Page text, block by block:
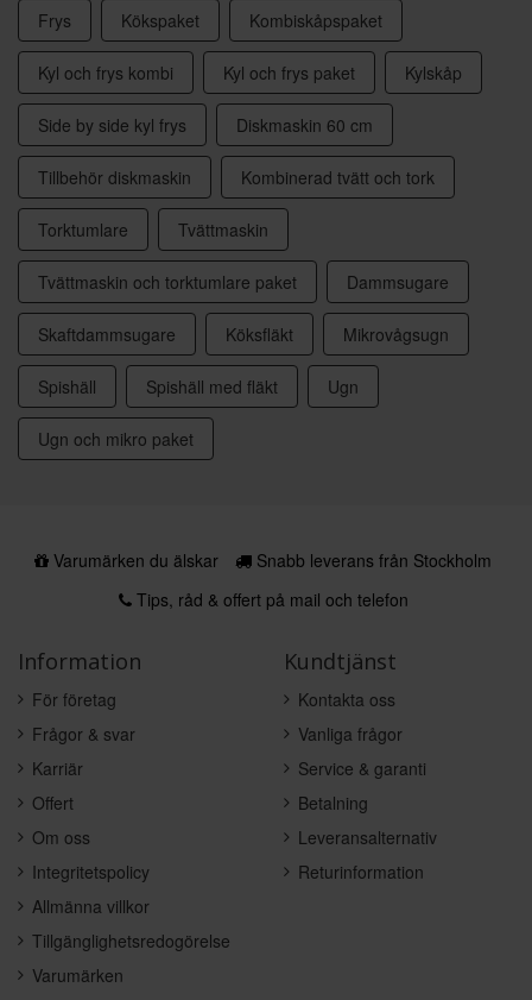
Frys Kökspaket Kombiskåpspaket
Kyl och frys kombi Kyl och frys paket Kylskåp
Side by side kyl frys Diskmaskin 60 cm
Tillbehör diskmaskin Kombinerad tvätt och tork
Torktumlare Tvättmaskin
Tvättmaskin och torktumlare paket Dammsugare
Skaftdammsugare Köksfläkt Mikrovågsugn
Spishäll Spishäll med fläkt Ugn
Ugn och mikro paket
Varumärken du älskar
Snabb leverans från Stockholm
Tips, råd & offert på mail och telefon
Information
För företag
Frågor & svar
Karriär
Offert
Om oss
Integritetspolicy
Allmänna villkor
Tillgänglighetsredogörelse
Varumärken
Kundtjänst
Kontakta oss
Vanliga frågor
Service & garanti
Betalning
Leveransalternativ
Returinformation